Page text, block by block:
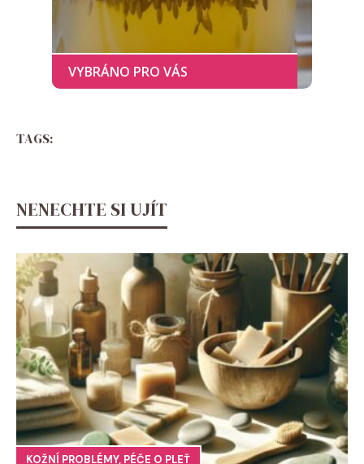
TAGS:
NENECHTE SI UJÍT
KOŽNÍ PROBLÉMY, PÉČE O PLEŤ